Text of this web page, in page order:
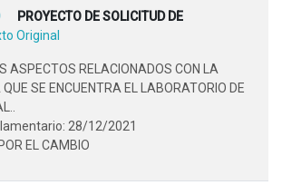
PROYECTO DE SOLICITUD DE
Original
ASPECTOS RELACIONADOS CON LA
SE ENCUENTRA EL LABORATORIO DE
28/12/2021
EL CAMBIO